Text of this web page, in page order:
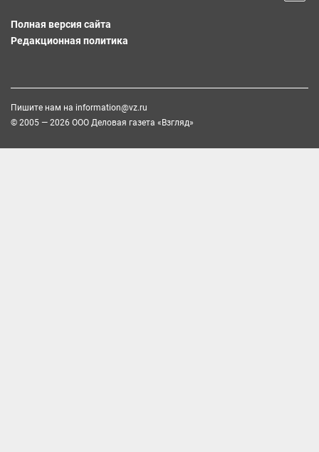
Полная версия сайта
Редакционная политика
Пишите нам на information@vz.ru
© 2005 — 2026 ООО Деловая газета «Взгляд»